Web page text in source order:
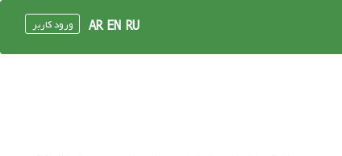
RU
EN
AR ورود کاربر